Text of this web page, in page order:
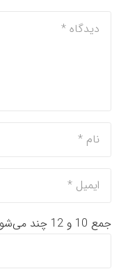
جمع 10 و 12 چند می‌شود؟